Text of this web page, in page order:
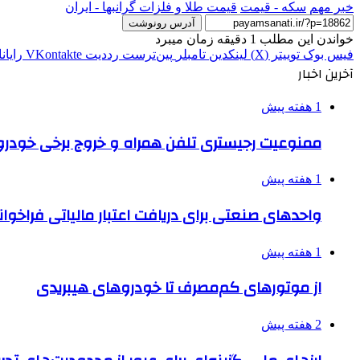
خبر مهم سکه - قیمت قیمت طلا و فلزات گرانبها - ایران
آدرس رونوشت
خواندن این مطلب 1 دقیقه زمان میبرد
فیس بوک توییتر (X) لینکدین ‫تامبلر ‫پین‌ترست ‫رددیت ‫VKontakte
آخرین اخبار
1 هفته پیش
ممنوعیت رجیستری تلفن همراه و خروج برخی
1 هفته پیش
واحدهای صنعتی برای دریافت اعتبار مالیاتی
1 هفته پیش
از موتورهای کم‌مصرف تا خودروهای هیبریدی
2 هفته پیش